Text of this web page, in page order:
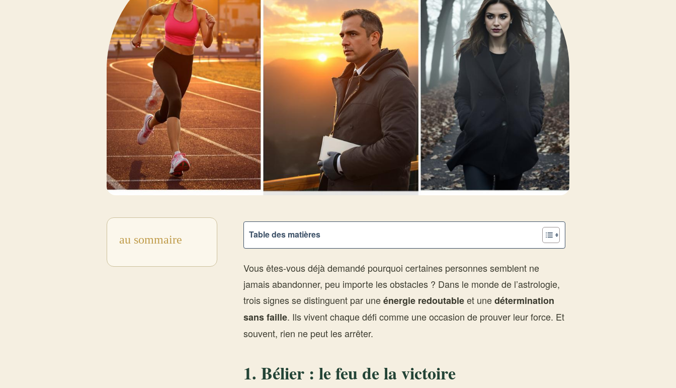
au sommaire Table des matières
Vous êtes-vous déjà demandé pourquoi certaines personnes semblent ne
jamais abandonner, peu importe les obstacles ? Dans le monde de l’astrologie,
trois signes se distinguent par uneénergie redoutableet unedétermination
sans faille. Ils vivent chaque défi comme une occasion de prouver leur force. Et
souvent, rien ne peut les arrêter.
1. Bélier : le feu de la victoire